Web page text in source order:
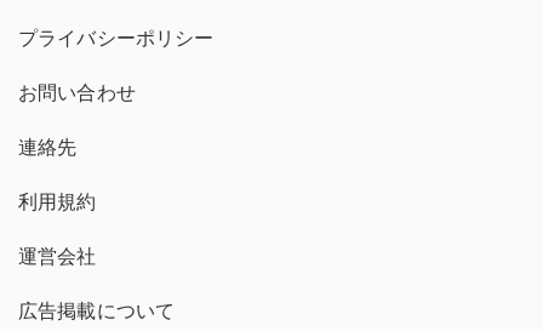
プライバシーポリシー
お問い合わせ
連絡先
利用規約
運営会社
広告掲載について